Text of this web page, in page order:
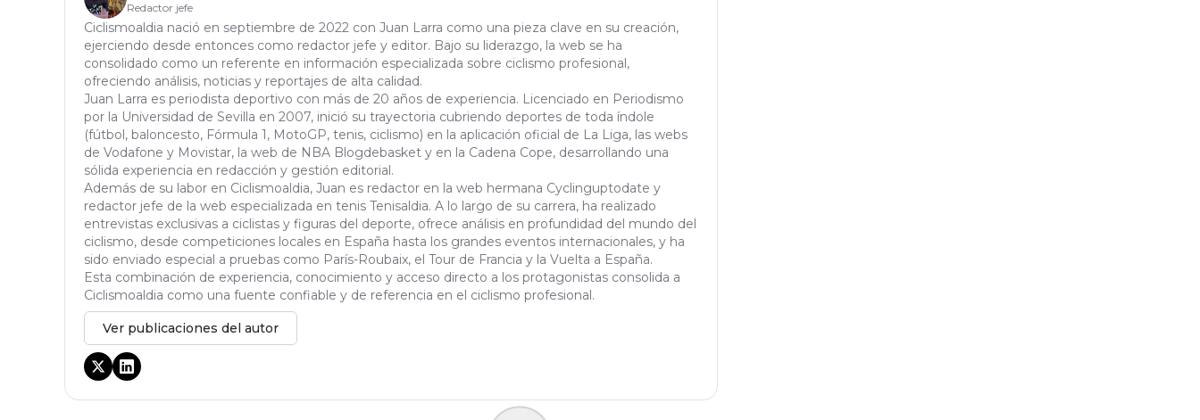
Redactor jefe
Ciclismoaldia nació en septiembre de 2022 con Juan Larra como una pieza clave en su creación,
ejerciendo desde entonces como redactor jefe y editor. Bajo su liderazgo, la web se ha
consolidado como un referente en información especializada sobre ciclismo profesional,
ofreciendo análisis, noticias y reportajes de alta calidad.
Juan Larra es periodista deportivo con más de 20 años de experiencia. Licenciado en Periodismo
por la Universidad de Sevilla en 2007, inició su trayectoria cubriendo deportes de toda índole
(fútbol, baloncesto, Fórmula 1, MotoGP, tenis, ciclismo) en la aplicación oficial de La Liga, las webs
de Vodafone y Movistar, la web de NBA Blogdebasket y en la Cadena Cope, desarrollando una
sólida experiencia en redacción y gestión editorial.
Además de su labor en Ciclismoaldia, Juan es redactor en la web hermana Cyclinguptodate y
redactor jefe de la web especializada en tenis Tenisaldia. A lo largo de su carrera, ha realizado
entrevistas exclusivas a ciclistas y figuras del deporte, ofrece análisis en profundidad del mundo del
ciclismo, desde competiciones locales en España hasta los grandes eventos internacionales, y ha
sido enviado especial a pruebas como París-Roubaix, el Tour de Francia y la Vuelta a España.
Esta combinación de experiencia, conocimiento y acceso directo a los protagonistas consolida a
Ciclismoaldia como una fuente confiable y de referencia en el ciclismo profesional.
Ver publicaciones del autor